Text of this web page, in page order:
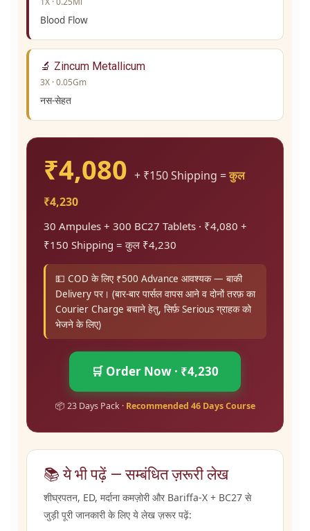
Blood Flow
🔬 Zincum Metallicum
3X · 0.05Gm
नस-सेहत
₹4,080 + ₹150 Shipping =कुल
₹4,230
30 Ampules + 300 BC27 Tablets · ₹4,080 +
₹150 Shipping = कुल ₹4,230
💵 COD के लिए ₹500 Advance आवश्यक — बाकी
Delivery पर। (बार-बार पार्सल वापस आने व दोनों तरफ़ का
Courier Charge बचाने हेतु, सिर्फ़ Serious ग्राहक को
भेजने के लिए)
🛒 Order Now · ₹4,230
📦 23 Days Pack · Recommended 46 Days Course
📚 ये भी पढ़ें — सम्बंधित ज़रूरी लेख
शीघ्रपतन, ED, मर्दाना कमज़ोरी और Bariffa-X + BC27 से
जुड़ी पूरी जानकारी के लिए ये लेख ज़रूर पढ़ें: